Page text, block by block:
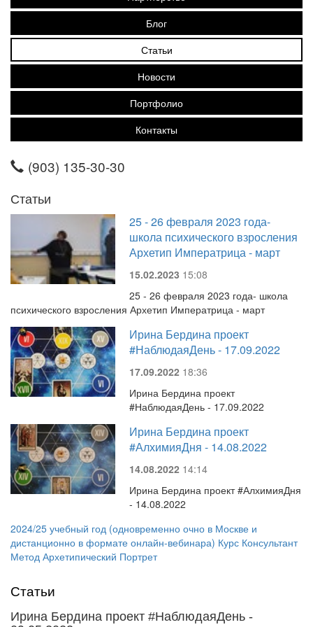
Блог
Статьи
Новости
Портфолио
Контакты
(903) 135-30-30
Статьи
25 - 26 февраля 2023 года-
школа психического взросления
Архетип Императрица - март
15.02.2023 15:08
25 - 26 февраля 2023 года- школа
психического взросления Архетип Императрица - март
Ирина Бердина проект
#НаблюдаяДень - 17.09.2022
17.09.2022 18:36
Ирина Бердина проект
#НаблюдаяДень - 17.09.2022
Ирина Бердина проект
#АлхимияДня - 14.08.2022
14.08.2022 14:14
Ирина Бердина проект #АлхимияДня
- 14.08.2022
2024/25 учебный год (одновременно очно в Москве и
дистанционно в формате онлайн-вебинара) Курс Консультант
Метод Архетипический Портрет
Статьи
Ирина Бердина проект #НаблюдаяДень -